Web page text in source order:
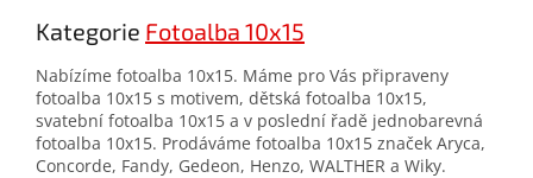
Kategorie Fotoalba 10x15
Nabízíme fotoalba 10x15. Máme pro Vás připraveny
fotoalba 10x15 s motivem, dětská fotoalba 10x15,
svatební fotoalba 10x15 a v poslední řadě jednobarevná
fotoalba 10x15. Prodáváme fotoalba 10x15 značek Aryca,
Concorde, Fandy, Gedeon, Henzo, WALTHER a Wiky.